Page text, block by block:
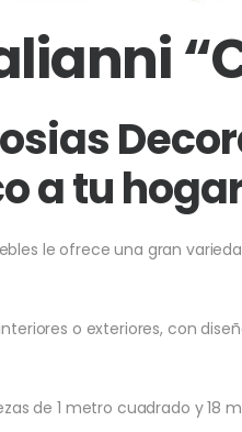
a tu
le ofrece una gran
o exteriores, con
de 1 metro cuadrado y 18